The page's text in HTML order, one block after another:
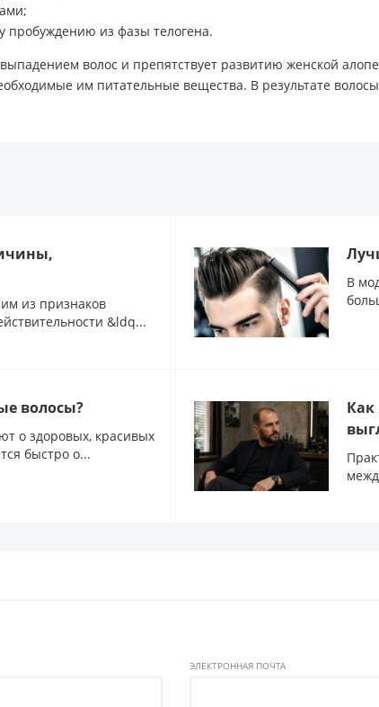
пробуждению из фазы телогена.
волос и препятствует развитию женской
им питательные вещества. В результате
из признаков
&ldq...
В
волосы?
о здоровых, красивых
быстро о...
ЭЛЕКТРОННАЯ ПОЧТА